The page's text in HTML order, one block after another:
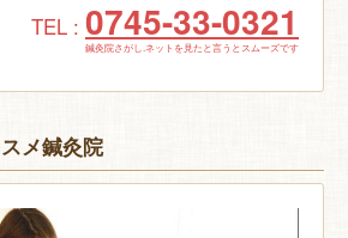
TEL : 0745-33-0321
鍼灸院さがし.ネットを見たと言うとスムーズです
メ鍼灸院